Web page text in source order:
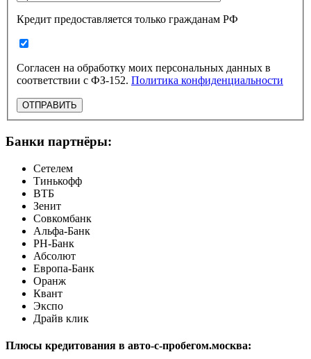
Кредит предоставляется только гражданам РФ
Согласен на обработку моих персональных данных в
соответствии с ФЗ-152. Политика конфиденциальности
ОТПРАВИТЬ
Банки партнёры:
Сетелем
Тинькофф
ВТБ
Зенит
Совкомбанк
Альфа-Банк
РН-Банк
Абсолют
Европа-Банк
Оранж
Квант
Экспо
Драйв клик
Плюсы кредитования в авто-с-пробегом.москва: